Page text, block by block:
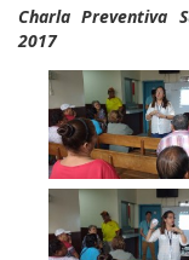
Charla Preventiva
2017